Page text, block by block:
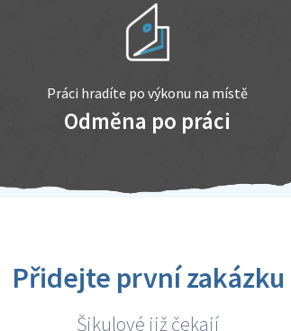
Práci hradíte po výkonu na místě
Odměna po práci
Přidejte první zakázku
Šikulové již čekají